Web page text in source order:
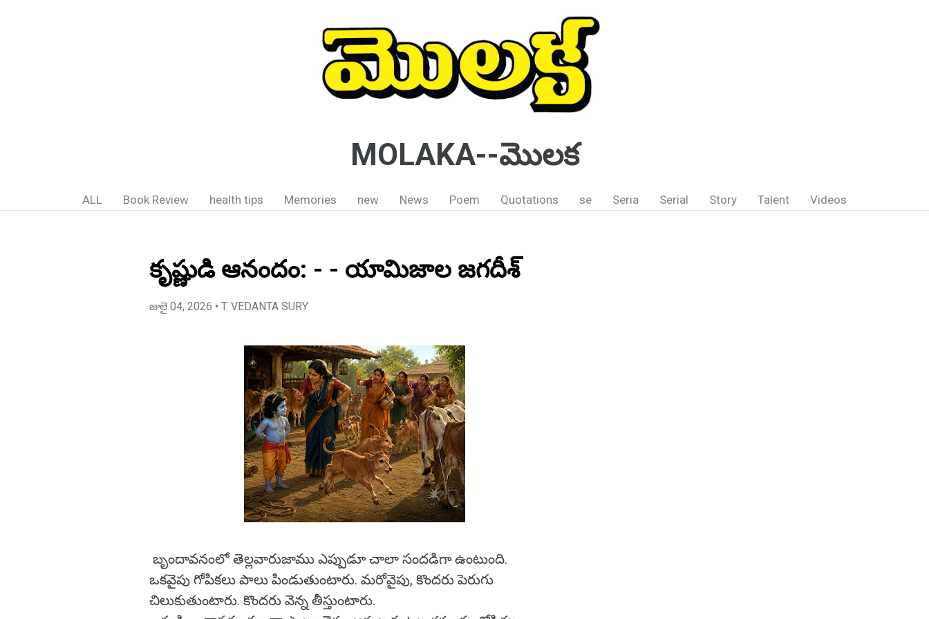
MOLAKA--మొలక
ALL Book Review health tips Memories new News Poem Quotations se Seria Serial Story Talent Videos
కృష్ణుడి ఆనందం: - - యామిజాల జగదీశ్
జులై 04, 2026 • T. VEDANTA SURY
బృందావనంలో తెల్లవారుజాము ఎప్పుడూ చాలా సందడిగా ఉంటుంది.
ఒకవైపు గోపికలు పాలు పిండుతుంటారు. మరోవైపు, కొందరు పెరుగు
చిలుకుతుంటారు. కొందరు వెన్న తీస్తుంటారు.